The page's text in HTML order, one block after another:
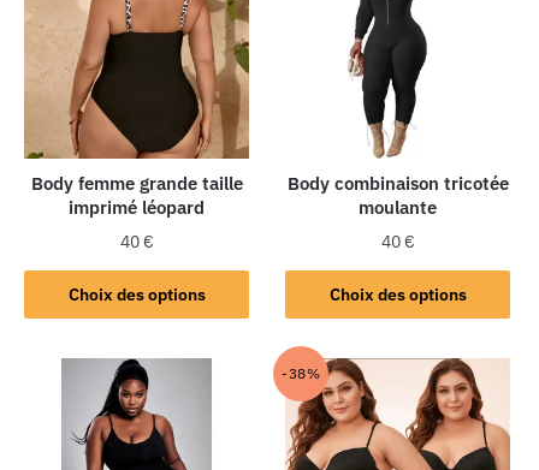
Body femme grande taille
imprimé léopard
40€
Choix des options
Body combinaison tricotée
moulante
40€
Choix des options
-38%